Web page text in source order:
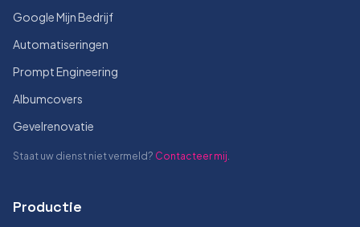
Google Mijn Bedrijf
Automatiseringen
Prompt Engineering
Albumcovers
Gevelrenovatie
Staat uw dienst niet vermeld? Contacteer mij.
Productie